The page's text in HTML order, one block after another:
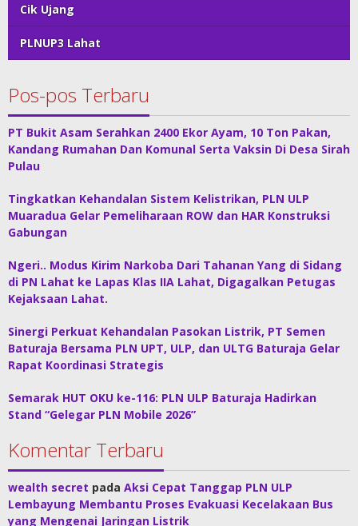
Cik Ujang
PLNUP3 Lahat
Pos-pos Terbaru
PT Bukit Asam Serahkan 2400 Ekor Ayam, 10 Ton Pakan,
Kandang Rumahan Dan Komunal Serta Vaksin Di Desa Sirah
Pulau
Tingkatkan Kehandalan Sistem Kelistrikan, PLN ULP
Muaradua Gelar Pemeliharaan ROW dan HAR Konstruksi
Gabungan
Ngeri.. Modus Kirim Narkoba Dari Tahanan Yang di Sidang
di PN Lahat ke Lapas Klas IIA Lahat, Digagalkan Petugas
Kejaksaan Lahat.
Sinergi Perkuat Kehandalan Pasokan Listrik, PT Semen
Baturaja Bersama PLN UPT, ULP, dan ULTG Baturaja Gelar
Rapat Koordinasi Strategis
Semarak HUT OKU ke-116: PLN ULP Baturaja Hadirkan
Stand “Gelegar PLN Mobile 2026”
Komentar Terbaru
wealth secret pada Aksi Cepat Tanggap PLN ULP
Lembayung Membantu Proses Evakuasi Kecelakaan Bus
yang Mengenai Jaringan Listrik